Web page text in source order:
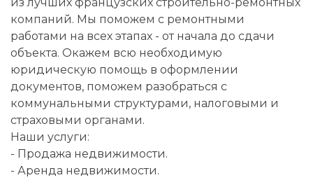
компаний. Мы поможем с ремонтными
работами на всех этапах - от начала до сдачи
объекта. Окажем всю необходимую
юридическую помощь в оформлении
документов, поможем разобраться с
коммунальными структурами, налоговыми и
страховыми органами.
Наши услуги:
- Продажа недвижимости.
- Аренда недвижимости.